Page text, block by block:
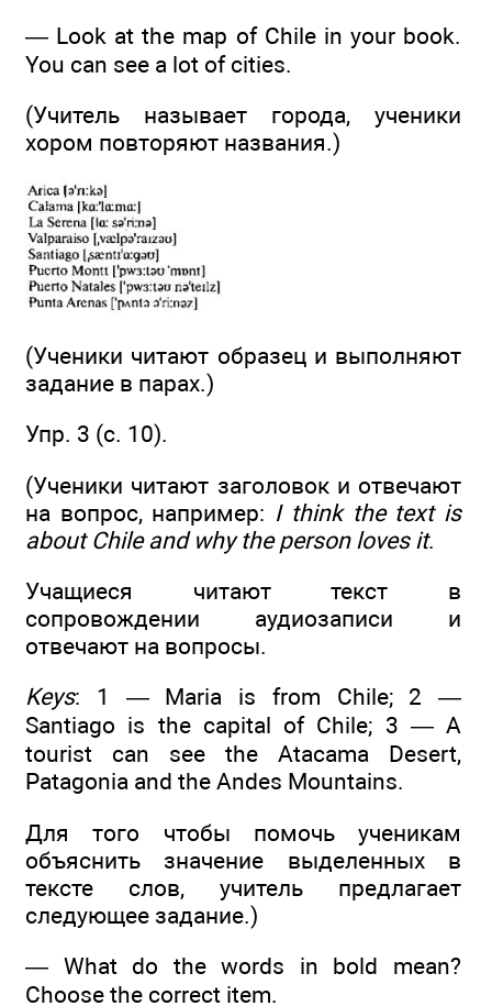
— Look at the map of Chile in your book.
You can see a lot of cities.
(Учитель называет города, ученики
хором повторяют названия.)
(Ученики читают образец и выполняют
задание в парах.)
Упр. 3 (с. 10).
(Ученики читают заголовок и отвечают
на вопрос, например: I think the text is
about Chile and why the person loves it.
Учащиеся читают текст в
сопровождении аудиозаписи и
отвечают на вопросы.
Keys: 1 — Maria is from Chile; 2 —
Santiago is the capital of Chile; 3 — A
tourist can see the Atacama Desert,
Patagonia and the Andes Mountains.
Для того чтобы помочь ученикам
объяснить значение выделенных в
тексте слов, учитель предлагает
следующее задание.)
— What do the words in bold mean?
Choose the correct item.